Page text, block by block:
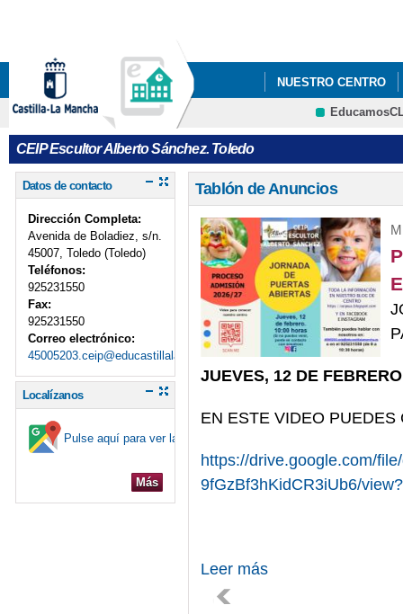
NUESTRO CENTRO
BLOG DEL CENTRO
PROCESO DE
CEIP Escultor Alberto Sánchez. Toledo
Datos de contacto
Dirección Completa:
Avenida de Boladiez, s/n.
45007, Toledo (Toledo)
Teléfonos:
925231550
Fax:
925231550
Correo electrónico:
45005203.ceip@educastillalamancha.es
Localízanos
Pulse aquí para ver la ubicación en el mapa
Más
Tablón de Anuncios
JUEVES, 12 DE
EN ESTE VIDEO
https://drive.google.com/
9fGzBf3hKidCR3iUb6/
Leer más